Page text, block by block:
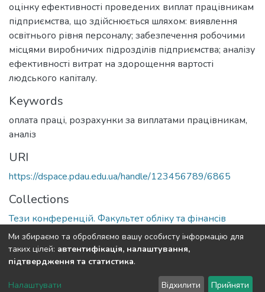
оцінку ефективності проведених виплат працівникам
підприємства, що здійснюється шляхом: виявлення
освітнього рівня персоналу; забезпечення робочими
місцями виробничих підрозділів підприємства; аналізу
ефективності витрат на здорощення вартості
людського капіталу.
Keywords
оплата праці, розрахунки за виплатами працівникам,
аналіз
URI
https://dspace.pdau.edu.ua/handle/123456789/6865
Collections
Тези конференцій. Факультет обліку та фінансів
Full item page
DSpace software copyright © 2002-2026 LYRASIS
Ми збираємо та обробляємо вашу особисту інформацію для
таких цілей: автентифікація, налаштування,
підтвердження та статистика.
Налаштувати Відхилити Прийняти